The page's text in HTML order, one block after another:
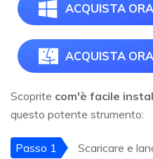
ACQUISTA ORA
ACQUISTA ORA
Scoprite com'è facile
questo potente strumento:
Passo 1
Scaricare e